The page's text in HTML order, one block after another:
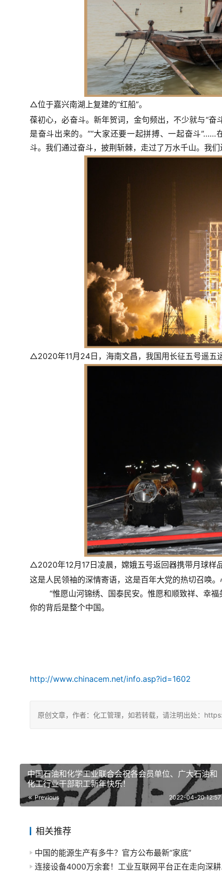
△位于嘉兴南湖上复建的“红船”。
葆初心，必奋斗。新年贺词，金句频出，不少就与“奋
是奋斗出来的。”“大家还要一起拼搏、一起奋斗”……
斗。我们通过奋斗，披荆斩棘，走过了万水千山。我
△2020年11月24日，海南文昌，我国用长征五号遥五
△2020年12月17日凌晨，嫦娥五号返回器携带月球样
这是人民领袖的深情寄语，这是百年大党的热切召唤
“惟愿山河锦绣、国泰民安。惟愿和顺致祥、幸
你的背后是整个中国。
http://www.chinacem.net/info.asp?id=1602
原创文章，作者：化工管理，如若转载，请注明出处：
中国石油和化学工业联合会祝各会员单位、广大石油和
化工行业干部职工新年快乐！
Previous 2022-04-20 12:57
相关推荐
中国的能源生产有多牛？官方公布最新“家底”
连接